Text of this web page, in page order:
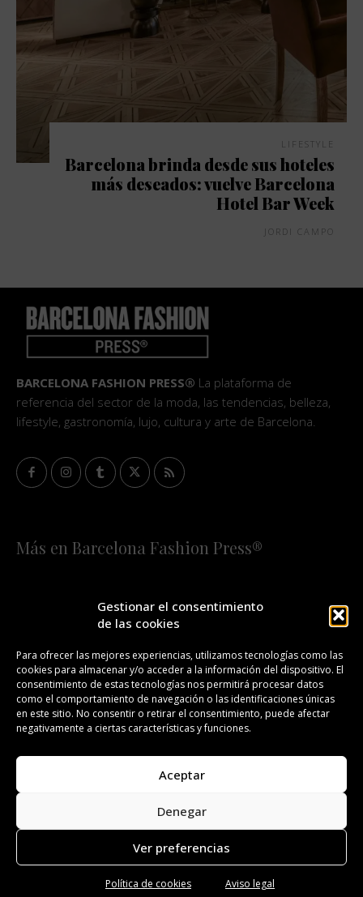
Gestionar el consentimiento
de las cookies
Para ofrecer las mejores experiencias, utilizamos tecnologías como las
cookies para almacenar y/o acceder a la información del dispositivo. El
consentimiento de estas tecnologías nos permitirá procesar datos
como el comportamiento de navegación o las identificaciones únicas
en este sitio. No consentir o retirar el consentimiento, puede afectar
negativamente a ciertas características y funciones.
Aceptar
Denegar
Ver preferencias
Política de cookies Aviso legal
LIFESTYLE
Barcelona brinda desde sus hoteles
más deseados: vuelve Barcelona
Hotel Bar Week
JORDI CAMPO
BARCELONA FASHION PRESS® La plataforma de
referencia del sector de la moda, las tendencias, belleza,
lifestyle, gastronomía, lujo, cultura y arte de Barcelona.
Más en Barcelona Fashion Press®
¡SUSCRÍBETE A NUESTRA FASHION NEWS!
CONTACTO REDACCIÓN PUBLICIDAD
ISSN 2385-4839 DL B 27443-2014
Todos los derechos reservados. Copyright 2008-2024.
Barcelona Fashion Press®/™ es una marca registrada.
Política de privacidad Política de cookies